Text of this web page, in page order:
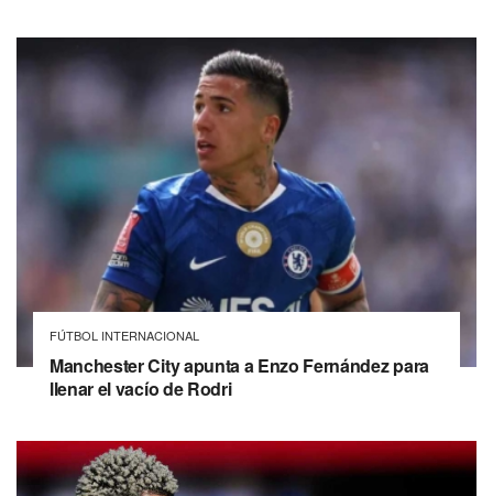
FÚTBOL INTERNACIONAL
Manchester City apunta a Enzo Fernández para
llenar el vacío de Rodri